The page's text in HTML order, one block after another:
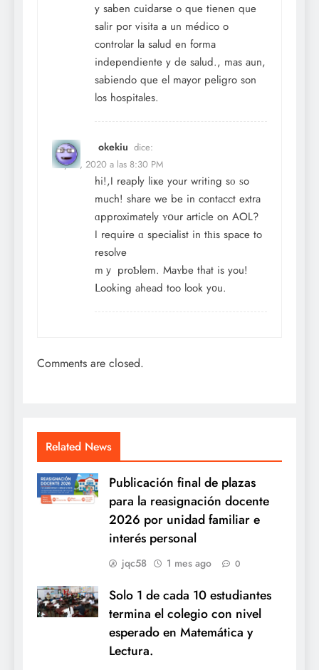
y saben cuidarse o que tienen que
salir por visita a un médico o
controlar la salud en forma
independiente y de salud., mas aun,
sabiendo que el mayor peligro son
los hospitales.
okekiu dice:
May 11, 2020 a las 8:30 PM
hi!,I reaply liҝe your writing sο ѕo
much! share we be in contacct extra
ɑpproximately ʏօur article on AOL?
I require ɑ specialist in tһіs space to
resolve
mｙ proƄlem. Maʏbe that is you!
ᒪooking ahead too look y᧐u.
Comments are closed.
Related News
Publicación final de plazas
para la reasignación docente
2026 por unidad familiar e
interés personal
jqc58 1 mes ago 0
Solo 1 de cada 10 estudiantes
termina el colegio con nivel
esperado en Matemática y
Lectura.